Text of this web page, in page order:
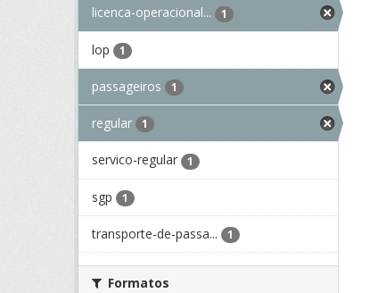
licenca-operacional... 1
lop 1
passageiros 1
regular 1
servico-regular 1
sgp 1
transporte-de-passa... 1
Formatos